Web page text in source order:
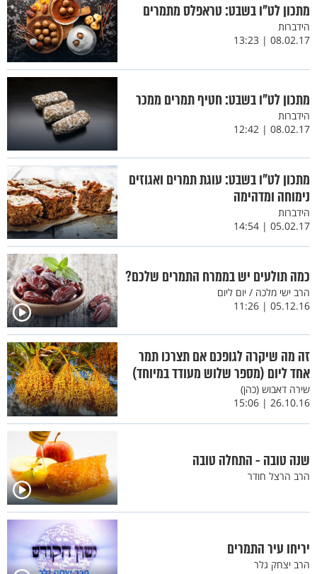
מתכון לט"ו בשבט: טראפלס מתמרים
הידברות
08.02.17 | 13:23
מתכון לט"ו בשבט: חטיף תמרים ממכר
הידברות
08.02.17 | 12:42
מתכון לט"ו בשבט: עוגת תמרים ואגוזים
נימוחה ומדהימה
הידברות
05.02.17 | 14:54
כמה תולעים יש בממרח התמרים שלכם?
הרב ישי מלכה / יום ליום
05.12.16 | 11:26
זה מה שיקרה לגופכם אם תצרכו תמר
אחד ליום (מספר שלוש מעודד במיוחד)
שירה דאבוש (כהן)
26.10.16 | 15:06
שנה טובה - התחלה טובה
הרב הרצל חודר
יריחו עיר התמרים
הרב יצחק גלר